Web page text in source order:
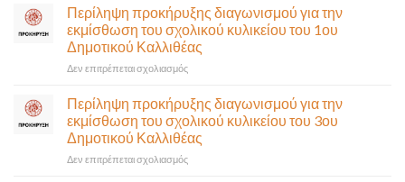
10
Αυγούστου-
Ένα
αναγκαίο
σημαντικό
έργο
υποδομής
ολοκληρώθηκε
σε
έκτακτη
συνεδρίαση
της
Δημοτικής
που
θα
γίνει
δια
ζώσης
Περίληψη προκήρυξης διαγωνισμού για την
εκμίσθωση του σχολικού κυλικείου του 1ου
Δημοτικού Καλλιθέας
Δεν επιτρέπεται σχολιασμόςστο
προκήρυξης
διαγωνισμού
για
την
εκμίσθωση
Περίληψη προκήρυξης διαγωνισμού για την
εκμίσθωση του σχολικού κυλικείου του 3ου
Δημοτικού Καλλιθέας
Δεν επιτρέπεται σχολιασμόςστο